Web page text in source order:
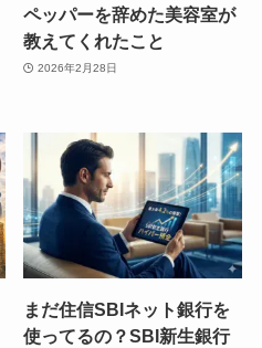
ペッパーを辞めた美容室が
教えてくれたこと
2026年2月28日
まだ住信SBIネット銀行を
使ってるの？SBI新生銀行